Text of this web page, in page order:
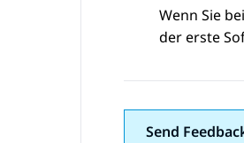
Wenn Sie
der erste
Send